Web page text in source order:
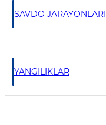
SAVDO JARAYONLARI
YANGILIKLAR